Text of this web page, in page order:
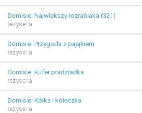
Domisie: Największy rozrabiaka (321)
reżyseria
Domisie: Przygoda z pająkiem
reżyseria
Domisie: Kufer pradziadka
reżyseria
Domisie: Kółka i kółeczka
reżyseria